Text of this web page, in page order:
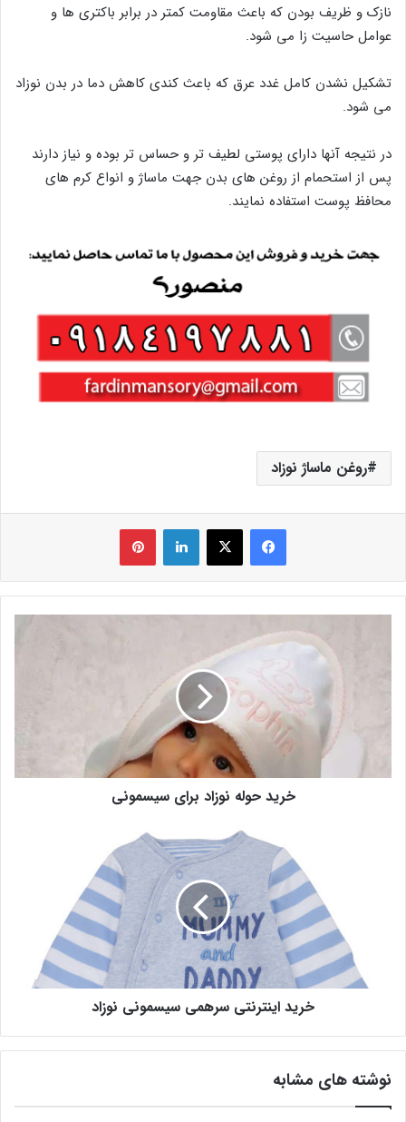
نازک و ظریف بودن که باعث مقاومت کمتر در برابر باکتری ها و
عوامل حاسیت زا می شود.
تشکیل نشدن کامل غدد عرق که باعث کندی کاهش دما در بدن نوزاد
می شود.
در نتیجه آنها دارای پوستی لطیف تر و حساس تر بوده و نیاز دارند
پس از استحمام از روغن های بدن جهت ماساژ و انواع کرم های
محافظ پوست استفاده نمایند.
روغن ماساژ نوزاد
فیس بوک X لینکدین ‫پین‌ترست
خرید حوله نوزاد برای سیسمونی
خرید اینترنتی سرهمی سیسمونی نوزاد
نوشته های مشابه